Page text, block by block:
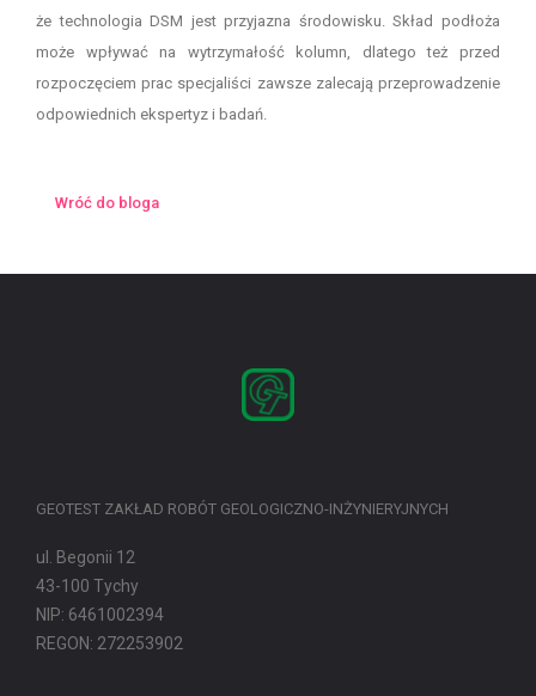
że technologia DSM jest przyjazna środowisku. Skład podłoża
może wpływać na wytrzymałość kolumn, dlatego też przed
rozpoczęciem prac specjaliści zawsze zalecają przeprowadzenie
odpowiednich ekspertyz i badań.
Wróć do bloga
GEOTEST ZAKŁAD ROBÓT GEOLOGICZNO-INŻYNIERYJNYCH
ul. Begonii 12
43-100 Tychy
NIP: 6461002394
REGON: 272253902